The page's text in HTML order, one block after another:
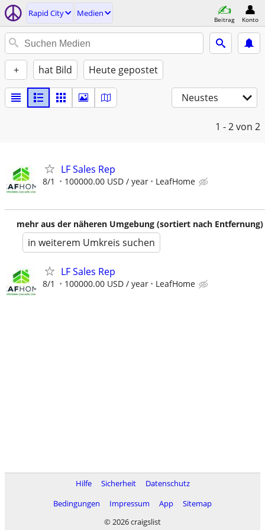
Rapid City Medien
Beitrag Konto
+ hat Bild Heute gepostet
Neustes
1 - 2von 2
LF Sales Rep
8/1 100000.00 USD / year LeafHome
mehr aus der näheren Umgebung (sortiert nach Entfernung)
in weiterem Umkreis suchen
LF Sales Rep
8/1 100000.00 USD / year LeafHome
Hilfe Sicherheit
Datenschutz
Bedingungen
Impressum App
Sitemap
© 2026 craigslist